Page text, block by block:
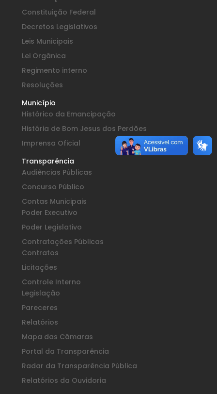
Constituição Federal
Decretos Legislativos
Leis Municipais
Lei Orgânica
Regimento interno
Resoluções
Município
Histórico da Emancipação
História de Bom Jesus dos Perdões
Imprensa Oficial
Transparência
Audiências Públicas
Concurso Público
Contas Municipais
Poder Executivo
Poder Legislativo
Contratações Públicas
Contratos
Licitações
Controle Interno
Legislação
Pareceres
Relatórios
Mapa das Câmaras
Portal da Transparência
Radar da Transparência Pública
Relatórios da Ouvidoria